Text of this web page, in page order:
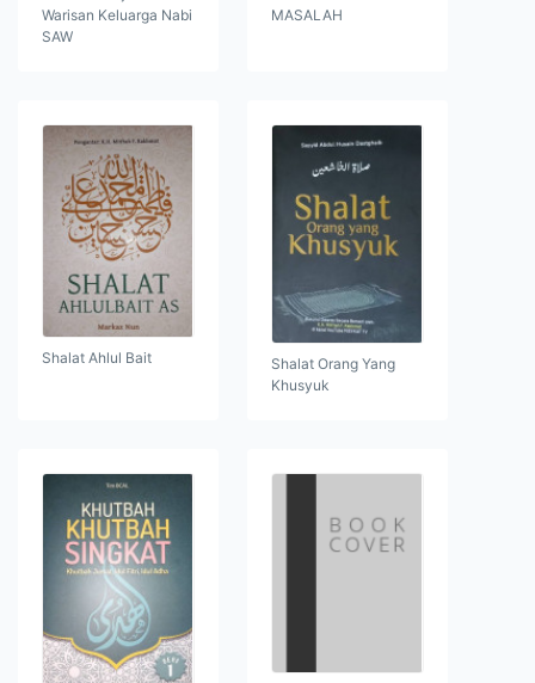
Warisan Keluarga Nabi
SAW
MASALAH
Shalat Ahlul Bait
Shalat Orang Yang
Khusyuk